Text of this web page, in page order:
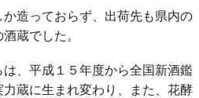
造っておらず、出荷先も県内の
蔵でした。
、平成１５年度から全国新酒鑑
蔵に生まれ変わり、また、花酵